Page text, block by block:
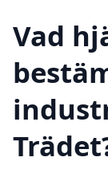
Vad